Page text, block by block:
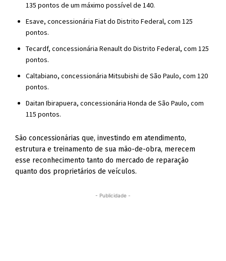
135 pontos de um máximo possível de 140.
Esave, concessionária Fiat do Distrito Federal, com 125
pontos.
Tecardf, concessionária Renault do Distrito Federal, com 125
pontos.
Caltabiano, concessionária Mitsubishi de São Paulo, com 120
pontos.
Daitan Ibirapuera, concessionária Honda de São Paulo, com
115 pontos.
São concessionárias que, investindo em atendimento,
estrutura e treinamento de sua mão-de-obra, merecem
esse reconhecimento tanto do mercado de reparação
quanto dos proprietários de veículos.
- Publicidade -